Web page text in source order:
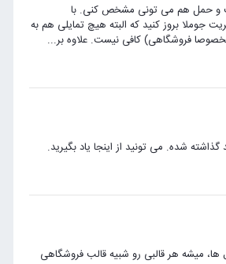
و حمل هم می تونی مشخص کنی. با
جوملا بروز کنید که البته هیچ تمایلی هم به
فروشگاهی) کافی نیست. علاوه بر...
شده. می تونید از اینجا یاد بگیرید.
میشه هر قالبی رو شبیه قالب فروشگاهی